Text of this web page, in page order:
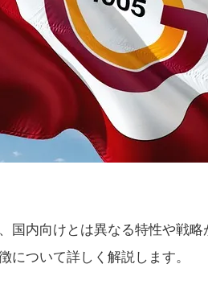
国内向けとは異なる特性や戦
について詳しく解説します。